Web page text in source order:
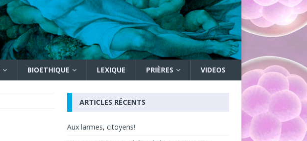
BIOETHIQUE LEXIQUE PRIÈRES VIDEOS
ARTICLES RÉCENTS
Aux larmes, citoyens!